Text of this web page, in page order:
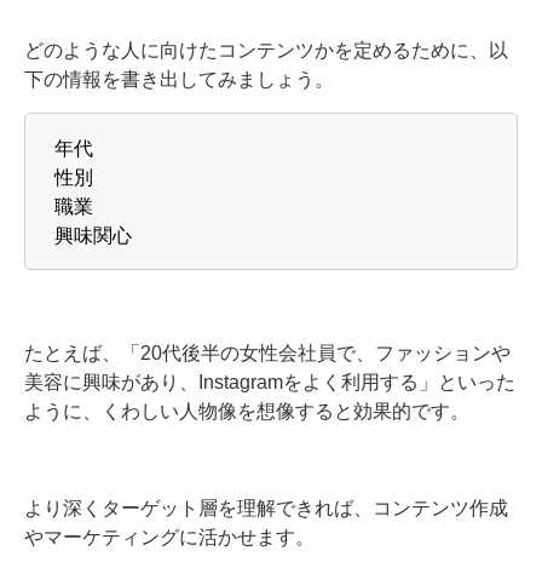
どのような人に向けたコンテンツかを定めるために、以
下の情報を書き出してみましょう。
年代
性別
職業
興味関心
たとえば、「20代後半の女性会社員で、ファッションや
美容に興味があり、Instagramをよく利用する」といった
ように、くわしい人物像を想像すると効果的です。
より深くターゲット層を理解できれば、コンテンツ作成
やマーケティングに活かせます。